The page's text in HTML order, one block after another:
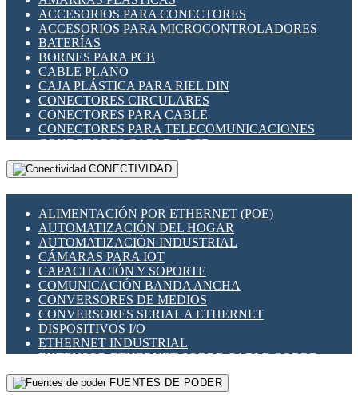
INDICADORES PARA PANEL
INTERFACES DE RELÉ
INTERRUPTORES FIN DE CARRERA
LLAVES CONMUTADORAS
MEDIDORES DE ENERGÍA Y TC'S DE CORRIENTE
MOTORES PASO A PASO
PANTALLAS HMI
PLC -CONTROLADORES LÓGICO PROGRAMABLES
PROGRAMADORES DE HORARIO
RELÉS DE PROTECCIÓN
SENSORES CAPACITIVOS
SENSORES INDUCTIVOS
TEMPORIZADORES
VARIACS
VARIADORES DE FRECUENCIA [VDF]
SECCIONADORES - INTERRUPTORES
MAQUINARIA
ACCESORIOS PARA CONECTORES
ACCESORIOS PARA MICROCONTROLADORES
BATERÍAS
BORNES PARA PCB
CABLE PLANO
CAJA PLÁSTICA PARA RIEL DIN
CONECTORES CIRCULARES
CONECTORES PARA CABLE
CONECTORES PARA TELECOMUNICACIONES
CONECTORES CABLE A PCB
CONECTORES PCB A CABLE
DIP SWITCHES
HERRAMIENTAS VARIAS
ILUMINACIÓN LED
INTERRUPTORES REED
INTERFACES DE RELÉ
OTROS RELÉS
PROTECCIÓN TÉRMICA
RELÉS AUTOMOTRICES
RELÉS DE SEÑAL
RELÉS DE ESTADO SÓLIDO SSR
RELÉS INDUSTRIALES
RELÉS MINIATURA DE POTENCIA
SENSORES MAGNÉTICOS
CONECTIVIDAD
ALIMENTACIÓN POR ETHERNET (POE)
AUTOMATIZACIÓN DEL HOGAR
AUTOMATIZACIÓN INDUSTRIAL
CÁMARAS PARA IOT
CAPACITACIÓN Y SOPORTE
COMUNICACIÓN BANDA ANCHA
CONVERSORES DE MEDIOS
CONVERSORES SERIAL A ETHERNET
DISPOSITIVOS I/O
ETHERNET INDUSTRIAL
EXTENSOR ETHERNET SOBRE CABLE COBRE
GATEWAY LORAWAN
GESTIÓN DE REDESFUENTES DE PODER